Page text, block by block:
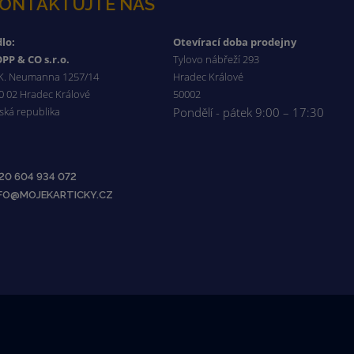
& CO s.r.o.
Neumanna 1257/14
02 Hradec Králové
republika
604 934 072
Otevírací doba prodejny
Tylovo nábřeží 293
Hradec Králové
50002
Pondělí - pátek 9:00 – 17:30